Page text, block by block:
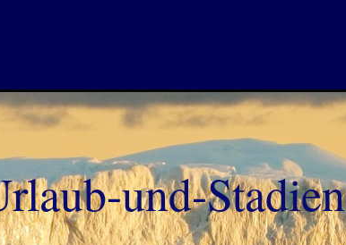
und-Stadien